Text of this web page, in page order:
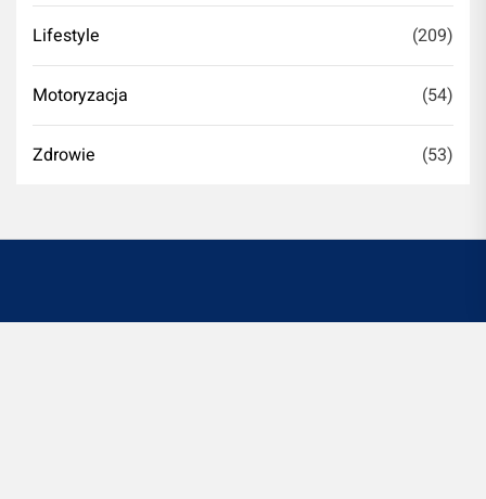
Lifestyle (209)
Motoryzacja (54)
Zdrowie (53)